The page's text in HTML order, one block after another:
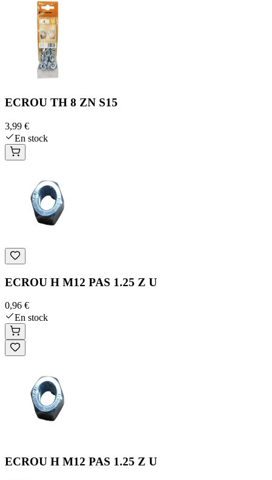
ECROU TH 8 ZN S15
3,99 €
En stock
ECROU H M12 PAS 1.25 Z U
0,96 €
En stock
ECROU H M12 PAS 1.25 Z U